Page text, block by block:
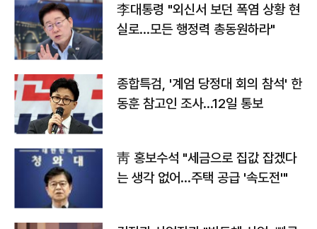
李대통령 "외신서 보던 폭염 상황 현
실로…모든 행정력 총동원하라"
종합특검, '계엄 당정대 회의 참석' 한
동훈 참고인 조사...12일 통보
靑 홍보수석 "세금으로 집값 잡겠다
는 생각 없어…주택 공급 '속도전'"